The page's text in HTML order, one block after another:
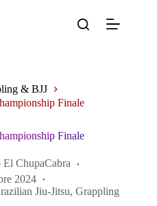
& BJJ
Finale
Finale
ChupaCabra
2024
Jiu-Jitsu,Grappling